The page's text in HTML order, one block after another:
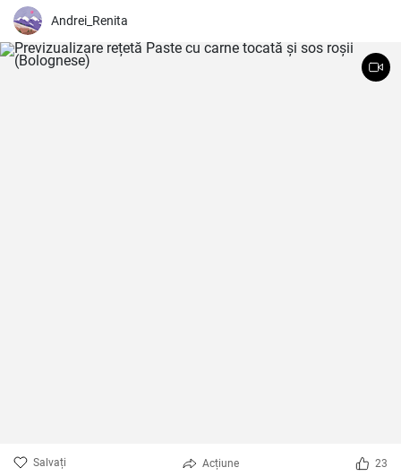
Andrei_Renita
Salvați Acțiune 23